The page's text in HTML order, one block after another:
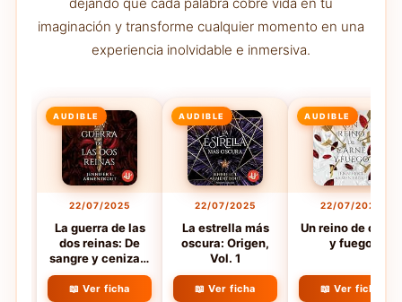
imaginación y transforme cualquier momento en una
experiencia inolvidable e inmersiva.
AUDIBLE
22/07/2025
La guerra de las
dos reinas: De
sangre y cenizas,
Vol. 4
📖 Ver ficha
AUDIBLE
22/07/2025
La estrella más
oscura: Origen,
Vol. 1
📖 Ver ficha
AUDIBLE
22/07/2025
Un reino de carne
y fuego
📖 Ver ficha